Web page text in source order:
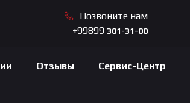
Позвоните нам
+99899 301-31-00
Отзывы Сервис-Центр